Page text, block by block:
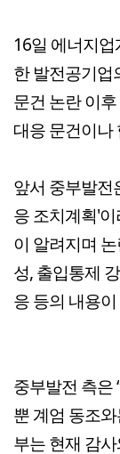
16일 에너지
한 발전공기업
문건 논란 이
대응 문건이나
앞서 중부발전
응 조치계획'
이 알려지며
성, 출입통제
응 등의 내용
중부발전 측은
뿐 계엄 동조
부는 현재 감